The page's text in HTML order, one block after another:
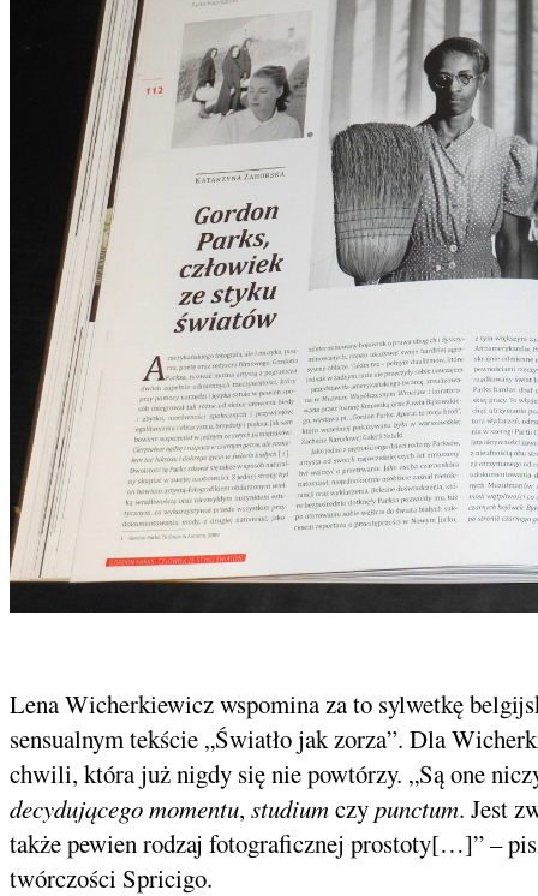
Lena Wicherkiewicz wspomina za to sylwetkę
sensualnym tekście „Światło jak zorza”. Dla
chwili, która już nigdy się nie powtórzy. „Są one
decydującego momentu, studiumczypunctum. Jest
także pewien rodzaj fotograficznej prostoty[…]” –
twórczości Spricigo.